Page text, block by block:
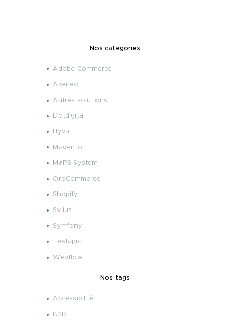
Nos categories
Adobe Commerce
Akeneo
Autres solutions
Dotdigital
Hyvä
Magento
MaPS System
OroCommerce
Shopify
Sylius
Symfony
Testapic
Webflow
Nos tags
Accessibilité
B2B